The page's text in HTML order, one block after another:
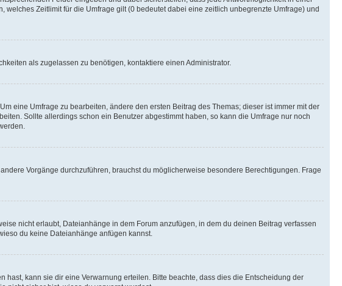
Zeitlimit für die Umfrage gilt (0 bedeutet dabei eine zeitlich unbegrenzte Umfrage) und
als zugelassen zu benötigen, kontaktiere einen Administrator.
eine Umfrage zu bearbeiten, ändere den ersten Beitrag des Themas; dieser ist immer mit der
Sollte allerdings schon ein Benutzer abgestimmt haben, so kann die Umfrage nur noch
Vorgänge durchzuführen, brauchst du möglicherweise besondere Berechtigungen. Frage
nicht erlaubt, Dateianhänge in dem Forum anzufügen, in dem du deinen Beitrag verfassen
du keine Dateianhänge anfügen kannst.
kann sie dir eine Verwarnung erteilen. Bitte beachte, dass dies die Entscheidung der